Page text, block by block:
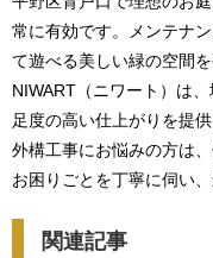
常に有効です。メンテナ
て遊べる美しい緑の空間
NIWART（ニワート）は
足度の高い仕上がりを提
外構工事にお悩みの方は
お困りごとを丁寧に伺い
関連記事